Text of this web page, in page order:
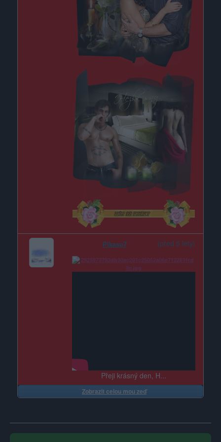
Pikaso7 (před 5 lety)
Přeji krásný den, H...
Zobrazit celou mou zeď